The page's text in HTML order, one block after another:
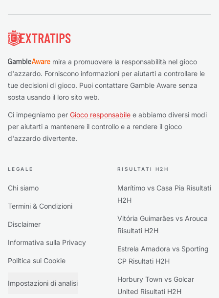
mira a promuovere la responsabilità nel gioco
d'azzardo. Forniscono informazioni per aiutarti a controllare le
tue decisioni di gioco. Puoi contattare Gamble Aware senza
sosta usando il loro sito web.
Ci impegniamo per Gioco responsabile e abbiamo diversi modi
per aiutarti a mantenere il controllo e a rendere il gioco
d'azzardo divertente.
LEGALE
Chi siamo
Termini & Condizioni
Disclaimer
Informativa sulla Privacy
Politica sui Cookie
Impostazioni di analisi
RISULTATI H2H
Marítimo vs Casa Pia Risultati
H2H
Vitória Guimarães vs Arouca
Risultati H2H
Estrela Amadora vs Sporting
CP Risultati H2H
Horbury Town vs Golcar
United Risultati H2H